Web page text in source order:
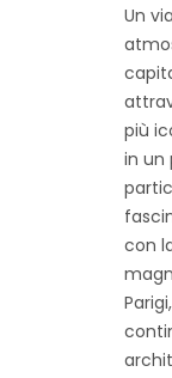
Un
più
in un
con